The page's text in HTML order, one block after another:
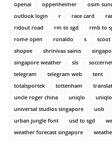
openai
oppenheimer osim
outlook login
r race card
ridout road
rm to sgd rmb to
rome open
ronaldo s scoot
shopee
shrinivas sainis
singapore weather
sls
telegram
telegram web tent
totalsportek
tottenham
uncle roger china
uniqlo
universal studios singapore
uob
urban jungle font
usd to sgd
weather forecast singapore